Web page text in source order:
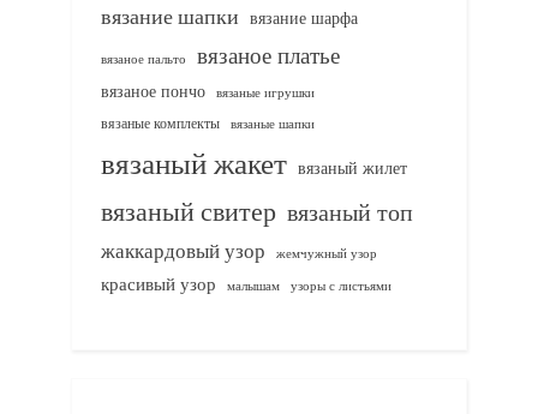
вязание шапки вязание шарфа
вязаное пальто вязаное платье
вязаное пончо вязаные игрушки
вязаные комплекты
вязаные шапки
вязаный жакет вязаный жилет
вязаный свитер вязаный топ
жаккардовый узор жемчужный узор
красивый узор малышам узоры с листьями